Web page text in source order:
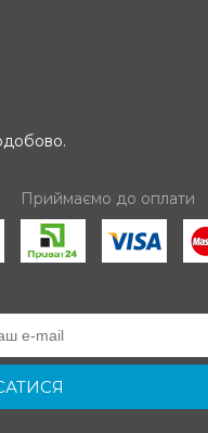
Приймаємо до оплати